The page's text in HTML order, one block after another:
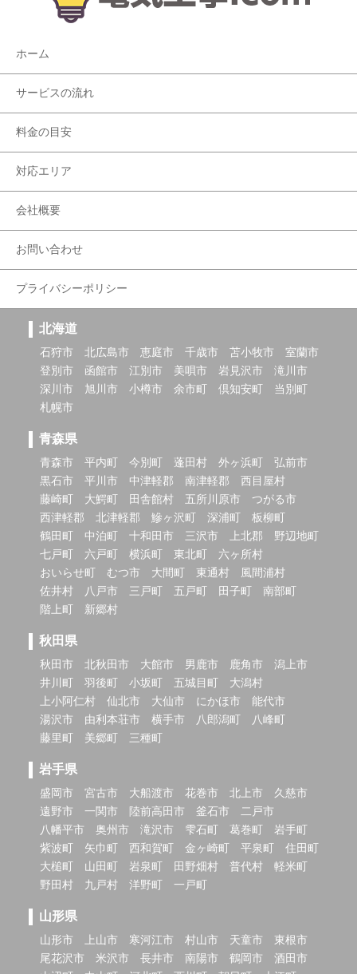
ホーム
サービスの流れ
料金の目安
対応エリア
会社概要
お問い合わせ
プライバシーポリシー
北海道
石狩市 北広島市 恵庭市 千歳市 苫小牧市
室蘭市
登別市
函館市 江別市 美唄市 岩見沢市
滝川市
深川市
旭川市 小樽市 余市町 倶知安町
当別町
札幌市
青森県
青森市 平内町 今別町 蓬田村 外ヶ浜町
弘前市
黒石市
平川市 中津軽郡 南津軽郡
西目屋村
藤崎町
大鰐町 田舎館村 五所川原市
つがる市
西津軽郡
北津軽郡 鰺ヶ沢町 深浦町
板柳町
鶴田町
中泊町 十和田市 三沢市 上北郡
野辺地町
七戸町
六戸町 横浜町 東北町
六ヶ所村
おいらせ町
むつ市 大間町 東通村
風間浦村
佐井村
八戸市 三戸町 五戸町 田子町
南部町
階上町
新郷村
秋田県
秋田市 北秋田市 大館市 男鹿市 鹿角市
潟上市
井川町
羽後町 小坂町 五城目町
大潟村
上小阿仁村
仙北市 大仙市 にかほ市
能代市
湯沢市
由利本荘市 横手市 八郎潟町
八峰町
藤里町
美郷町 三種町
岩手県
盛岡市 宮古市 大船渡市 花巻市 北上市
久慈市
遠野市
一関市 陸前高田市 釜石市
二戸市
八幡平市
奥州市 滝沢市 雫石町 葛巻町
岩手町
紫波町
矢巾町 西和賀町 金ヶ崎町 平泉町
住田町
大槌町
山田町 岩泉町 田野畑村 普代村
軽米町
野田村
九戸村 洋野町 一戸町
山形県
山形市 上山市 寒河江市 村山市 天童市
東根市
尾花沢市
米沢市 長井市 南陽市 鶴岡市
酒田市